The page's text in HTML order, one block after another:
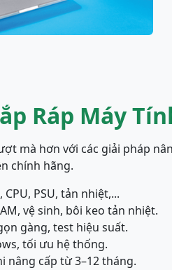
Ráp Máy
mà hơn với các giải pháp
chính hãng.
CPU, PSU, tản nhiệt,...
vệ sinh, bôi keo tản nhiệt.
gàng, test hiệu suất.
tối ưu hệ thống.
nâng cấp từ 3–12 tháng.